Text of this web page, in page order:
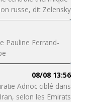
russe, dit Zelensky
Pauline Ferrand-
08/08 13:56
Adnoc ciblé dans
selon les Emirats